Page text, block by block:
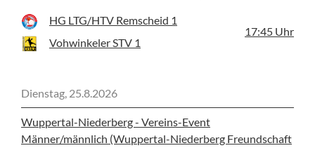
HG LTG/HTV Remscheid 1
Vohwinkeler STV 1
17:45 Uhr
Dienstag, 25.8.2026
Wuppertal-Niederberg - Vereins-Event
Männer/männlich (Wuppertal-Niederberg Freundschaft